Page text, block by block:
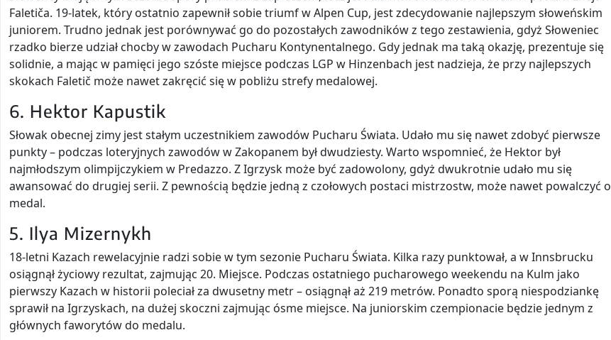
Faletiča. 19-latek, który ostatnio zapewnił sobie triumf w Alpen Cup, jest zdecydowanie najlepszym słoweńskim
juniorem. Trudno jednak jest porównywać go do pozostałych zawodników z tego zestawienia, gdyż Słoweniec
rzadko bierze udział chocby w zawodach Pucharu Kontynentalnego. Gdy jednak ma taką okazję, prezentuje się
solidnie, a mając w pamięci jego szóste miejsce podczas LGP w Hinzenbach jest nadzieja, że przy najlepszych
skokach Faletič może nawet zakręcić się w pobliżu strefy medalowej.
6. Hektor Kapustik
Słowak obecnej zimy jest stałym uczestnikiem zawodów Pucharu Świata. Udało mu się nawet zdobyć pierwsze
punkty – podczas loteryjnych zawodów w Zakopanem był dwudziesty. Warto wspomnieć, że Hektor był
najmłodszym olimpijczykiem w Predazzo. Z Igrzysk może być zadowolony, gdyż dwukrotnie udało mu się
awansować do drugiej serii. Z pewnością będzie jedną z czołowych postaci mistrzostw, może nawet powalczyć o
medal.
5. Ilya Mizernykh
18-letni Kazach rewelacyjnie radzi sobie w tym sezonie Pucharu Świata. Kilka razy punktował, a w Innsbrucku
osiągnął życiowy rezultat, zajmując 20. Miejsce. Podczas ostatniego pucharowego weekendu na Kulm jako
pierwszy Kazach w historii poleciał za dwusetny metr – osiągnął aż 219 metrów. Ponadto sporą niespodziankę
sprawił na Igrzyskach, na dużej skoczni zajmując ósme miejsce. Na juniorskim czempionacie będzie jednym z
głównych faworytów do medalu.